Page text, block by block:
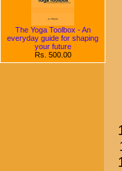
The Yoga Toolbox - An
everyday guide for shaping
your future
Rs. 500.00